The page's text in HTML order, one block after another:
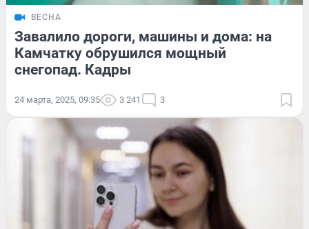
ВЕСНА
Завалило дороги, машины и дома: на
Камчатку обрушился мощный
снегопад. Кадры
24 марта, 2025, 09:35 3 241 3